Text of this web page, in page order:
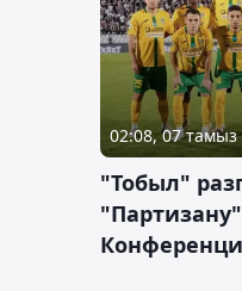
02:08, 07 тамыз
"Тобыл"